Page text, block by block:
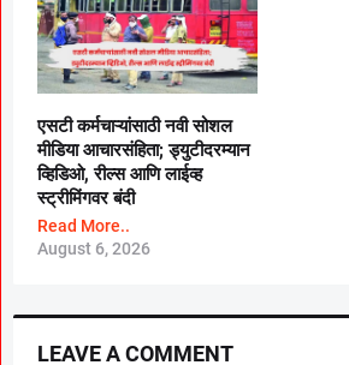
एसटी कर्मचाऱ्यांसाठी नवी सोशल
मीडिया आचारसंहिता; ड्युटीदरम्यान
व्हिडिओ, रील्स आणि लाईव्ह
स्ट्रीमिंगवर बंदी
Read More..
August 6, 2026
LEAVE A COMMENT